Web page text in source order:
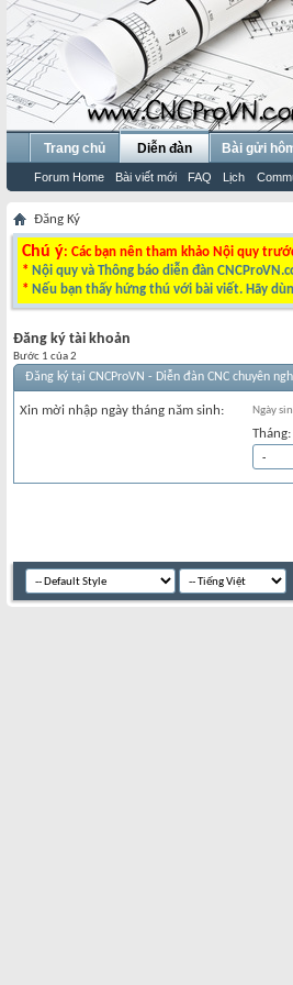
Trang chủ Diễn đàn
Forum Home Bài viết mới FAQ Lịch
Bài gửi
Đăng Ký
Chú ý: Các bạn nên tham khảo Nội quy
* Nội quy và Thông báo diễn đàn
* Nếu bạn thấy hứng thú với bài viết. Hãy
Đăng ký tài khoản
Bước 1 của 2
Đăng ký tại CNCProVN - Diễn đàn CNC chuyên
Xin mời nhập ngày tháng năm sinh: Ngày
Tháng: